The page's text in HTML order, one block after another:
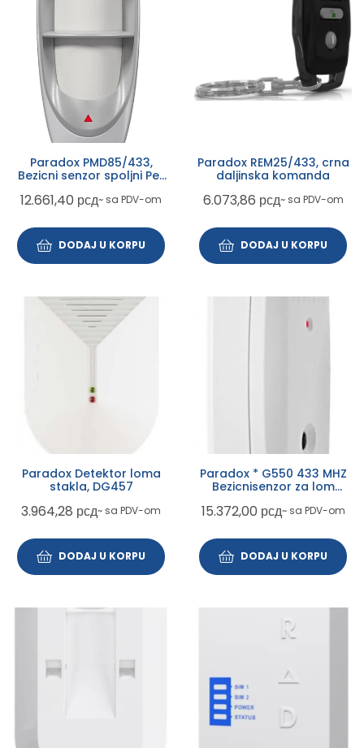
Paradox PMD85/433,
Bezicni senzor spoljni Pet
12.661,40 рсд~ sa PDV-om
DODAJ U KORPU
Paradox REM25/433, crna
daljinska komanda
6.073,86 рсд~ sa PDV-om
DODAJ U KORPU
Paradox Detektor loma
stakla, DG457
3.964,28 рсд~ sa PDV-om
DODAJ U KORPU
Paradox * G550 433 MHZ
Bezicnisenzor za lom
15.372,00 рсд~ sa PDV-om
DODAJ U KORPU